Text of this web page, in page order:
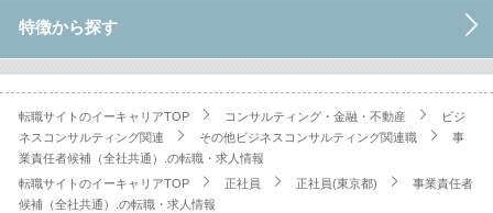
特徴から探す
転職サイトのイーキャリアTOP コンサルティング・金融・不動産
ビジ
ネスコンサルティング関連
その他ビジネスコンサルティング関連職
事
業責任者候補（全社共通）.の転職・求人情報
転職サイトのイーキャリアTOP
正社員 正社員(東京都)
事業責任者
候補（全社共通）.の転職・求人情報